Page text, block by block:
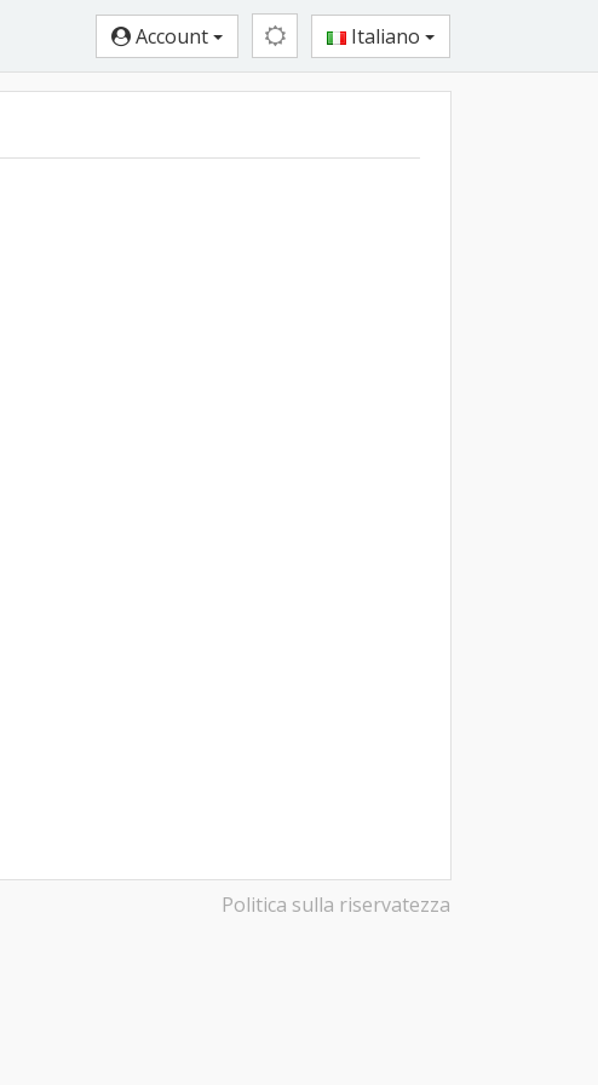
Account Italiano
Politica sulla riservatezza